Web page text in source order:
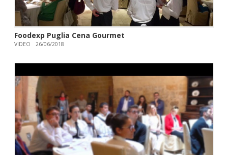
Foodexp Puglia Cena Gourmet
VIDEO 26/06/2018